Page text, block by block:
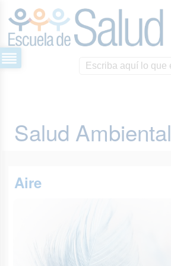
Salud Ambiental
Aire